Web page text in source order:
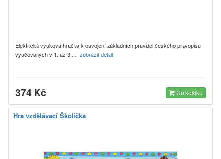
Elektrická výuková hračka k osvojení základních pravidel českého pravopisu
vyučovaných v 1. až 3.… zobrazit detail
374 Kč Do košíku
Hra vzdělávací Školička